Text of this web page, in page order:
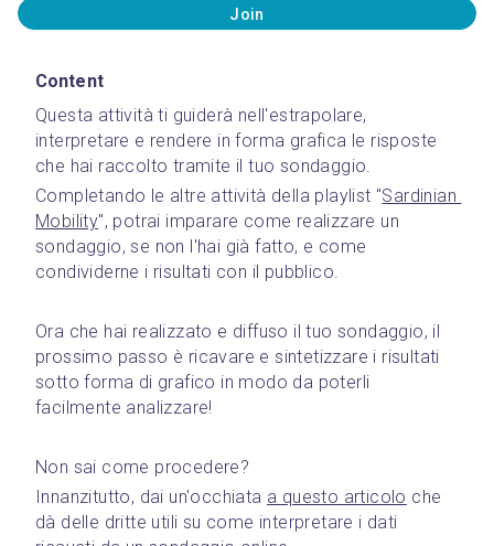
Join
Content
Questa attività ti guiderà nell'estrapolare,
interpretare e rendere in forma grafica le risposte
che hai raccolto tramite il tuo sondaggio.
Completando le altre attività della playlist "Sardinian
Mobility", potrai imparare come realizzare un
sondaggio, se non l'hai già fatto, e come
condividerne i risultati con il pubblico.
Ora che hai realizzato e diffuso il tuo sondaggio, il
prossimo passo è ricavare e sintetizzare i risultati
sotto forma di grafico in modo da poterli
facilmente analizzare!
Non sai come procedere?
Innanzitutto, dai un'occhiata a questo articolo che
dà delle dritte utili su come interpretare i dati